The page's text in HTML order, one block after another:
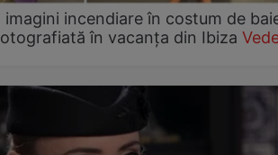
incendiare în costum de
în vacanța din Ibiza